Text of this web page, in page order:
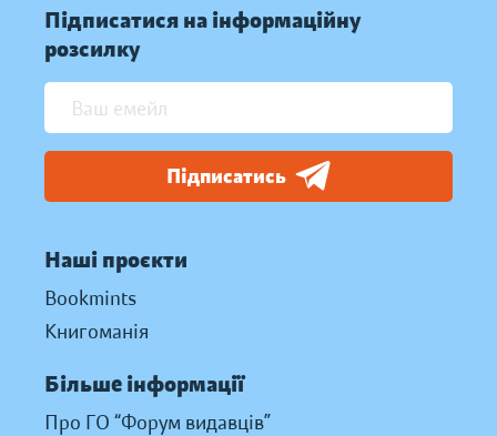
Підписатися на інформаційну
розсилку
Підписатись
Наші проєкти
Bookmints
Книгоманія
Більше інформації
Про ГО “Форум видавців”